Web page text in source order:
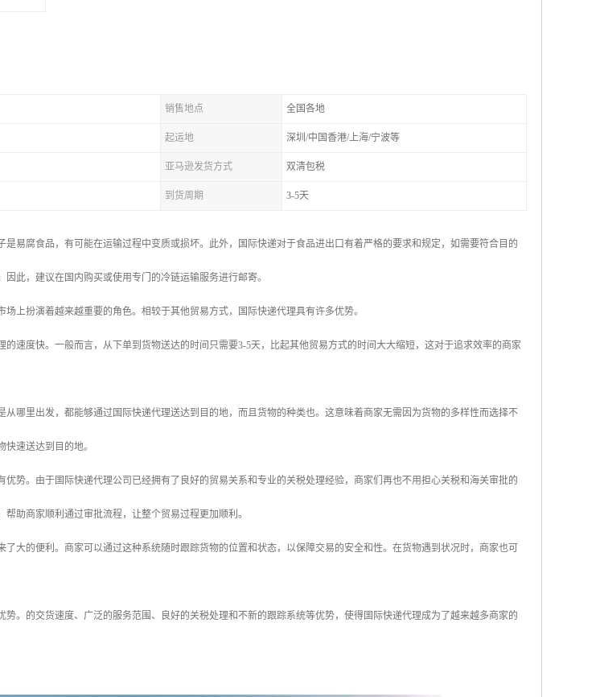
销售地点 全国各地
起运地 深圳/中国香港/上海/宁波等
亚马逊发货方式 双清包税
到货周期 3-5天
易腐食品，有可能在运输过程中变质或损坏。此外，国际快递对于食品进出口有着严格的要求和规定，如需要符合目的
此，建议在国内购买或使用专门的冷链运输服务进行邮寄。
上扮演着越来越重要的角色。相较于其他贸易方式，国际快递代理具有许多优势。
速度快。一般而言，从下单到货物送达的时间只需要3-5天，比起其他贸易方式的时间大大缩短，这对于追求效率的商家
哪里出发，都能够通过国际快递代理送达到目的地，而且货物的种类也。这意味着商家无需因为货物的多样性而选择不
速送达到目的地。
优势。由于国际快递代理公司已经拥有了良好的贸易关系和专业的关税处理经验，商家们再也不用担心关税和海关审批的
助商家顺利通过审批流程，让整个贸易过程更加顺利。
大的便利。商家可以通过这种系统随时跟踪货物的位置和状态，以保障交易的安全和性。在货物遇到状况时，商家也可
。的交货速度、广泛的服务范围、良好的关税处理和不新的跟踪系统等优势，使得国际快递代理成为了越来越多商家的